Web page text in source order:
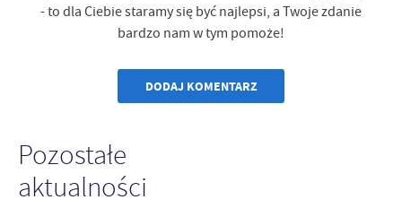
- to dla Ciebie staramy się być najlepsi, a Twoje zdanie
bardzo nam w tym pomoże!
DODAJ KOMENTARZ
Pozostałe
aktualności